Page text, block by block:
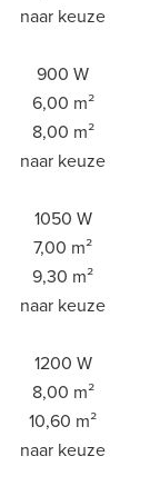
naar keuze
900 W
6,00 m²
8,00 m²
naar keuze
1050 W
7,00 m²
9,30 m²
naar keuze
1200 W
8,00 m²
10,60 m²
naar keuze